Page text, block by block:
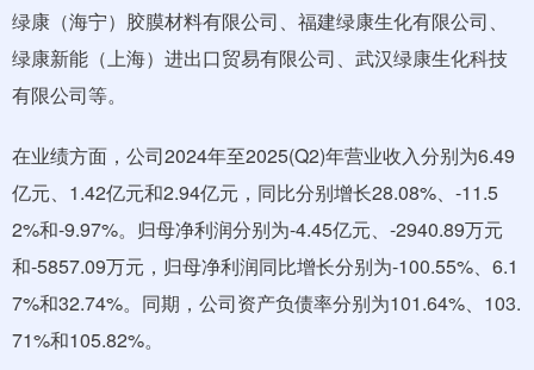
绿康（海宁）胶膜材料有限公司、福建绿康生化有限公司、
绿康新能（上海）进出口贸易有限公司、武汉绿康生化科技
有限公司等。
在业绩方面，公司2024年至2025(Q2)年营业收入分别为6.49
亿元、1.42亿元和2.94亿元，同比分别增长28.08%、-11.5
2%和-9.97%。归母净利润分别为-4.45亿元、-2940.89万元
和-5857.09万元，归母净利润同比增长分别为-100.55%、6.1
7%和32.74%。同期，公司资产负债率分别为101.64%、103.
71%和105.82%。